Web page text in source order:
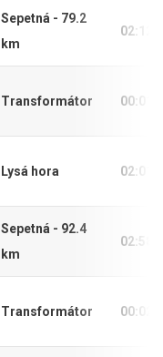
Sepetná - 79.2
km
Transformátor
Lysá hora
Sepetná - 92.4
km
Transformátor